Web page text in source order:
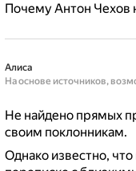
Почему Антон Чехов
Алиса
На основе источников,
Не найдено прямых
своим поклонникам.
Однако известно,